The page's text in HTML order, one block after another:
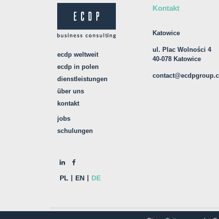
ecdp weltweit
ecdp in polen
dienstleistungen
über uns
kontakt
jobs
schulungen
PL EN DE
Kontakt
Katowice
ul. Plac Wolności 4
40-078 Katowice